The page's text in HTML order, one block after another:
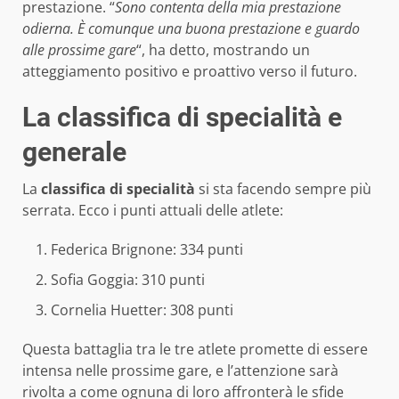
prestazione. “Sono contenta della mia prestazione
odierna. È comunque una buona prestazione e guardo
alle prossime gare“, ha detto, mostrando un
atteggiamento positivo e proattivo verso il futuro.
La classifica di specialità e
generale
La classifica di specialità si sta facendo sempre più
serrata. Ecco i punti attuali delle atlete:
Federica Brignone: 334 punti
Sofia Goggia: 310 punti
Cornelia Huetter: 308 punti
Questa battaglia tra le tre atlete promette di essere
intensa nelle prossime gare, e l’attenzione sarà
rivolta a come ognuna di loro affronterà le sfide